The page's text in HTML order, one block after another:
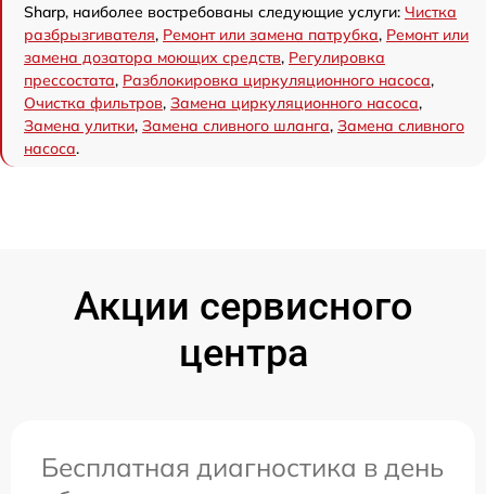
Sharp, наиболее востребованы следующие услуги: Чистка
разбрызгивателя, Ремонт или замена патрубка, Ремонт или
замена дозатора моющих средств, Регулировка
прессостата, Разблокировка циркуляционного насоса,
Очистка фильтров, Замена циркуляционного насоса,
Замена улитки, Замена сливного шланга, Замена сливного
насоса.
Акции сервисного
центра
Бесплатная диагностика в день